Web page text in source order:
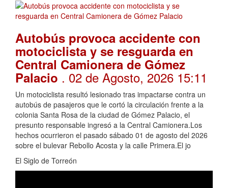
Autobús provoca accidente con
motociclista y se resguarda en
Central Camionera de Gómez
Palacio . 02 de Agosto, 2026 15:11
Un motociclista resultó lesionado tras impactarse contra un
autobús de pasajeros que le cortó la circulación frente a la
colonia Santa Rosa de la ciudad de Gómez Palacio, el
presunto responsable ingresó a la Central Camionera.Los
hechos ocurrieron el pasado sábado 01 de agosto del 2026
sobre el bulevar Rebollo Acosta y la calle Primera.El jo
El Siglo de Torreón